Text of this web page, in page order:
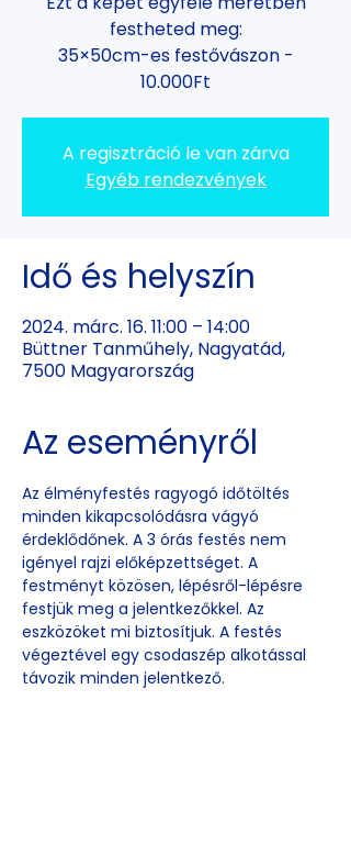
festheted meg:
35×50cm-es festővászon -
10.000Ft
A regisztráció le van zárva
Egyéb rendezvények
Idő és helyszín
2024. márc. 16. 11:00 – 14:00
Büttner Tanműhely, Nagyatád,
7500 Magyarország
Az eseményről
Az élményfestés ragyogó időtöltés
minden kikapcsolódásra vágyó
érdeklődőnek. A 3 órás festés nem
igényel rajzi előképzettséget. A
festményt közösen, lépésről-lépésre
festjük meg a jelentkezőkkel. Az
eszközöket mi biztosítjuk. A festés
végeztével egy csodaszép alkotással
távozik minden jelentkező.